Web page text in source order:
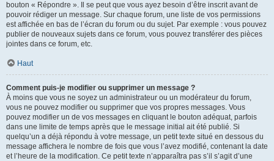
bouton « Répondre ». Il se peut que vous ayez besoin d’être inscrit avant de
pouvoir rédiger un message. Sur chaque forum, une liste de vos permissions
est affichée en bas de l’écran du forum ou du sujet. Par exemple : vous pouvez
publier de nouveaux sujets dans ce forum, vous pouvez transférer des pièces
jointes dans ce forum, etc.
Haut
Comment puis-je modifier ou supprimer un message ?
À moins que vous ne soyez un administrateur ou un modérateur du forum,
vous ne pouvez modifier ou supprimer que vos propres messages. Vous
pouvez modifier un de vos messages en cliquant le bouton adéquat, parfois
dans une limite de temps après que le message initial ait été publié. Si
quelqu’un a déjà répondu à votre message, un petit texte situé en dessous du
message affichera le nombre de fois que vous l’avez modifié, contenant la date
et l’heure de la modification. Ce petit texte n’apparaîtra pas s’il s’agit d’une